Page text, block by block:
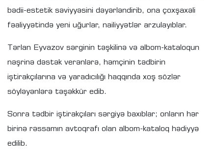
bədii-estetik səviyyəsini dəyərləndirib, ona çoxşaxəli
fəaliyyətində yeni uğurlar, nailiyyətlər arzulayıblar.
Tərlan Eyvazov sərginin təşkilinə və albom-kataloqun
nəşrinə dəstək verənlərə, həmçinin tədbirin
iştirakçılarına və yaradıcılığı haqqında xoş sözlər
söyləyənlərə təşəkkür edib.
Sonra tədbir iştirakçıları sərgiyə baxıblar; onların hər
birinə rəssamın avtoqrafı olan albom-kataloq hədiyyə
edilib.